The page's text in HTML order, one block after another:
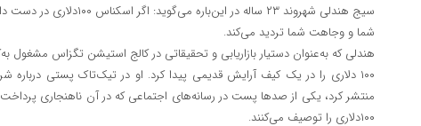
سیج هندلی شهروند ۲۳ ساله در
شما و وجاهت شما تردید می‌کند.
هندلی که به‌عنوان دستیار بازاریابی و تحقیقاتی در کالج استیشن تگزاس مشغول
۱۰۰ دلاری را در یک کیف آرایش قدیمی پیدا کرد. او در تیک‌تاک پستی
منتشر کرد، یکی از صدها پست در رسانه‌های اجتماعی که در آن ناهنجاری
۱۰۰دلاری را توصیف می‌کنند.